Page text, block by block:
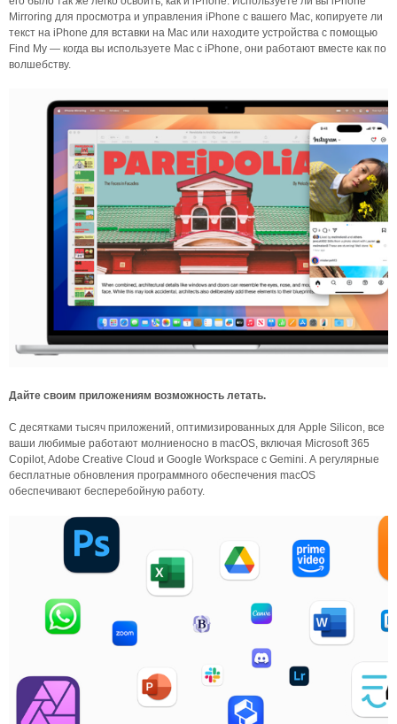
Mirroring для просмотра и управления iPhone с вашего Mac, копируете ли
текст на iPhone для вставки на Mac или находите устройства с помощью
Find My — когда вы используете Mac с iPhone, они работают вместе как по
волшебству.
Дайте своим приложениям возможность летать.
С десятками тысяч приложений, оптимизированных для Apple Silicon, все
ваши любимые работают молниеносно в macOS, включая Microsoft 365
Copilot, Adobe Creative Cloud и Google Workspace с Gemini. А регулярные
бесплатные обновления программного обеспечения macOS
обеспечивают бесперебойную работу.